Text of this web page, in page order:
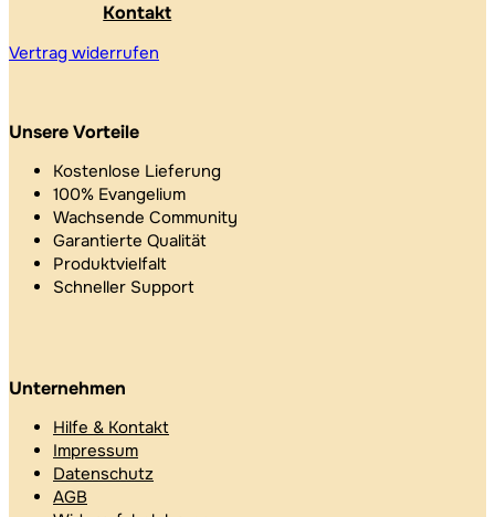
Kontakt
Vertrag widerrufen
Unsere Vorteile
Kostenlose Lieferung
100% Evangelium
Wachsende Community
Garantierte Qualität
Produktvielfalt
Schneller Support
Unternehmen
Hilfe & Kontakt
Impressum
Datenschutz
AGB